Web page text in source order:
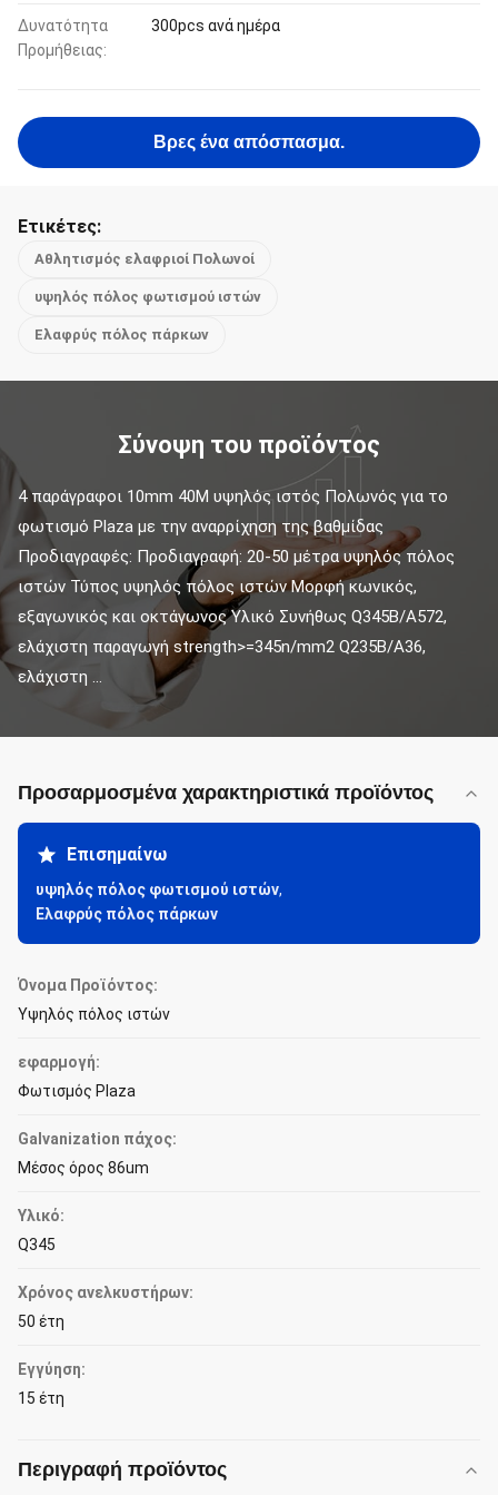
Δυνατότητα
Προμήθειας:
300pcs ανά ημέρα
Βρες ένα απόσπασμα.
Ετικέτες:
Αθλητισμός ελαφριοί Πολωνοί
υψηλός πόλος φωτισμού ιστών
Ελαφρύς πόλος πάρκων
Σύνοψη του προϊόντος
4 παράγραφοι 10mm 40M υψηλός ιστός Πολωνός για το
φωτισμό Plaza με την αναρρίχηση της βαθμίδας
Προδιαγραφές: Προδιαγραφή: 20-50 μέτρα υψηλός πόλος
ιστών Τύπος υψηλός πόλος ιστών Μορφή κωνικός,
εξαγωνικός και οκτάγωνος Υλικό Συνήθως Q345B/A572,
ελάχιστη παραγωγή strength>=345n/mm2 Q235B/A36,
ελάχιστη ...
Προσαρμοσμένα χαρακτηριστικά προϊόντος
Επισημαίνω
υψηλός πόλος φωτισμού ιστών,
Ελαφρύς πόλος πάρκων
Όνομα Προϊόντος:
Υψηλός πόλος ιστών
εφαρμογή:
Φωτισμός Plaza
Galvanization πάχος:
Μέσος όρος 86um
Υλικό:
Q345
Χρόνος ανελκυστήρων:
50 έτη
Εγγύηση:
15 έτη
Περιγραφή προϊόντος